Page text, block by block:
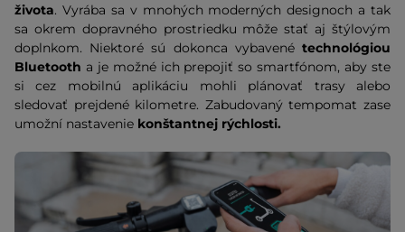
života. Vyrába sa v mnohých moderných designoch a tak
sa okrem dopravného prostriedku môže stať aj štýlovým
doplnkom. Niektoré sú dokonca vybavené technológiou
Bluetooth a je možné ich prepojiť so smartfónom, aby ste
si cez mobilnú aplikáciu mohli plánovať trasy alebo
sledovať prejdené kilometre. Zabudovaný tempomat zase
umožní nastavenie konštantnej rýchlosti.